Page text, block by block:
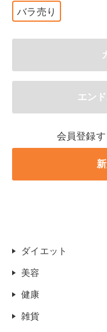
バラ売り
会員登録
ダイエット
美容
健康
雑貨